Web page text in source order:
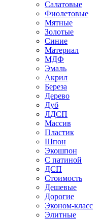
Салатовые
Фиолетовые
Мятные
Золотые
Синие
Материал
МДФ
Эмаль
Акрил
Береза
Дерево
Дуб
ЛДСП
Массив
Пластик
Шпон
Экошпон
С патиной
ДСП
Стоимость
Дешевые
Дорогие
Эконом-класс
Элитные